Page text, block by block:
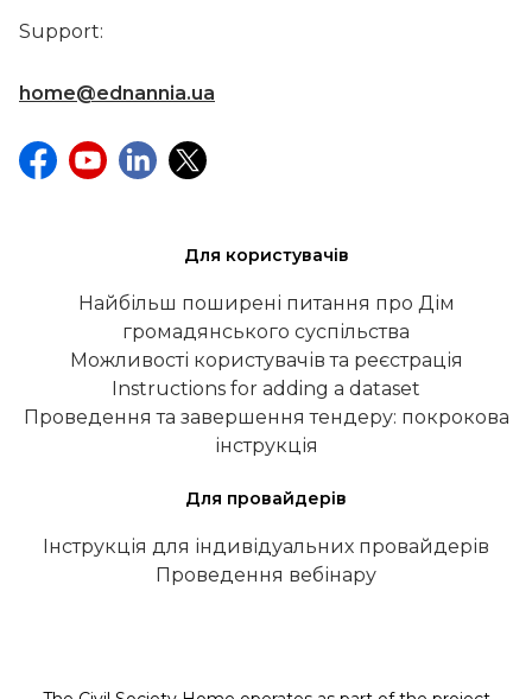
Support:
home@ednannia.ua
Для користувачів
Найбільш поширені питання про Дім
громадянського суспільства
Можливості користувачів та реєстрація
Instructions for adding a dataset
Проведення та завершення тендеру: покрокова
інструкція
Для провайдерів
Інструкція для індивідуальних провайдерів
Проведення вебінару